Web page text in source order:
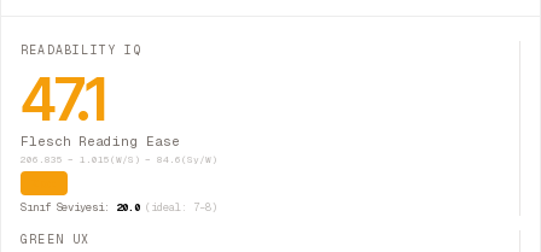
READABILITY IQ
47.1
Flesch Reading Ease
206.835 − 1.015(W/S) − 84.6(Sy/W)
Sınıf Seviyesi: 20.0(ideal: 7–8)
GREEN UX